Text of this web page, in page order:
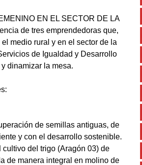
EN EL SECTOR DE LA
de tres emprendedoras que,
medio rural y en el sector de la
de Igualdad y Desarrollo
dinamizar la mesa.
de semillas antiguas, de
y con el desarrollo sostenible.
del trigo (Aragón 03) de
de manera integral en molino de